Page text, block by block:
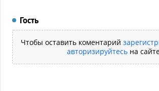
Гость
Чтобы оставить коментарий
авторизируйтесь на